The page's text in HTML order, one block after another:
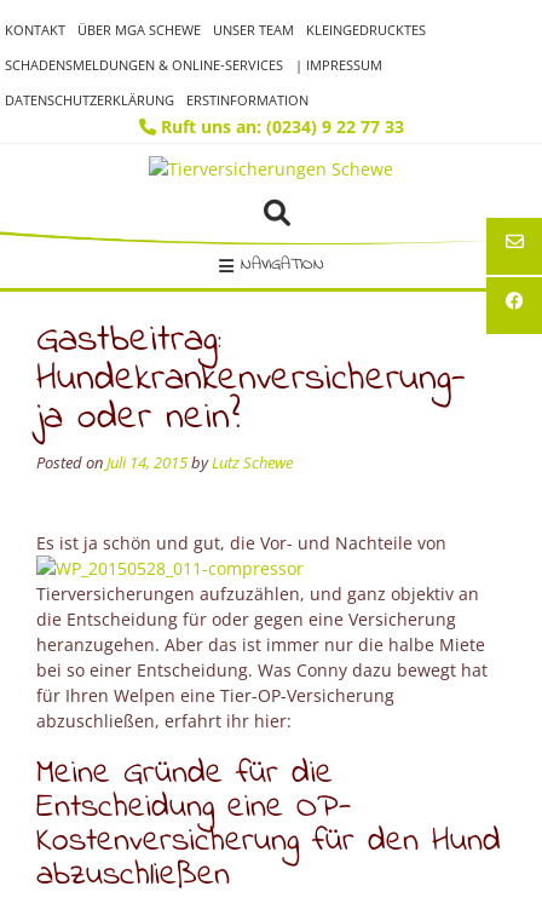
to
content
KONTAKT ÜBER MGA SCHEWE UNSER TEAM
KLEINGEDRUCKTES
SCHADENSMELDUNGEN & ONLINE-SERVICES
| IMPRESSUM
DATENSCHUTZERKLÄRUNG
ERSTINFORMATION
Ruft uns an: (0234) 9 22 77 33
NAVIGATION
Gastbeitrag:
Hundekrankenversicherung-
ja oder nein?
Posted onJuli 14, 2015byLutz Schewe
Es ist ja schön und gut, die Vor- und Nachteile von
Tierversicherungen aufzuzählen, und ganz objektiv an
die Entscheidung für oder gegen eine Versicherung
heranzugehen. Aber das ist immer nur die halbe Miete
bei so einer Entscheidung. Was Conny dazu bewegt hat
für Ihren Welpen eine Tier-OP-Versicherung
abzuschließen, erfahrt ihr hier:
Meine Gründe für die
Entscheidung eine OP-
Kostenversicherung für den Hund
abzuschließen